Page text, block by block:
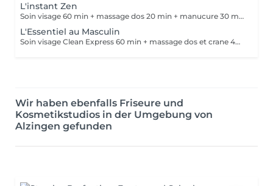
L'instant Zen
Soin visage 60 min + massage dos 20 min + manucure 30 min. Une parenthèse de bien-être pour se détendre et se sentir belle jusqu'au bout des mains.
L'Essentiel au Masculin
Soin visage Clean Express 60 min + massage dos et crane 40 min. Un moment de lâcher prise pour libérer les tensions et retrouver un visage frais et reposé.
Wir haben ebenfalls Friseure und
Kosmetikstudios in der Umgebung von
Alzingen gefunden